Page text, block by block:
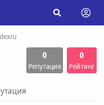
0
Репутация
0
Рейтинг